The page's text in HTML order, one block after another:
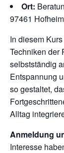
Ort:
97461
In diesem
Techniken der
selbstständig
Entspannung
so gestaltet,
Alltag
Anmeldung
Interesse